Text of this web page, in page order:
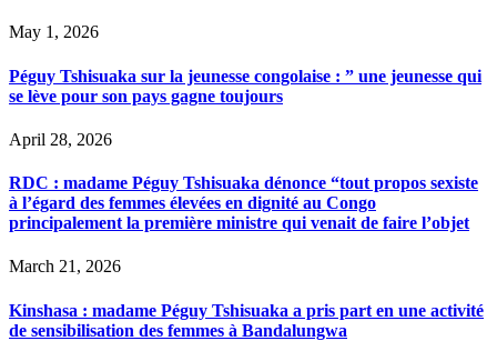
May 1, 2026
Péguy Tshisuaka sur la jeunesse congolaise : ” une jeunesse qui
se lève pour son pays gagne toujours
April 28, 2026
RDC : madame Péguy Tshisuaka dénonce “tout propos sexiste
à l’égard des femmes élevées en dignité au Congo
principalement la première ministre qui venait de faire l’objet
March 21, 2026
Kinshasa : madame Péguy Tshisuaka a pris part en une activité
de sensibilisation des femmes à Bandalungwa